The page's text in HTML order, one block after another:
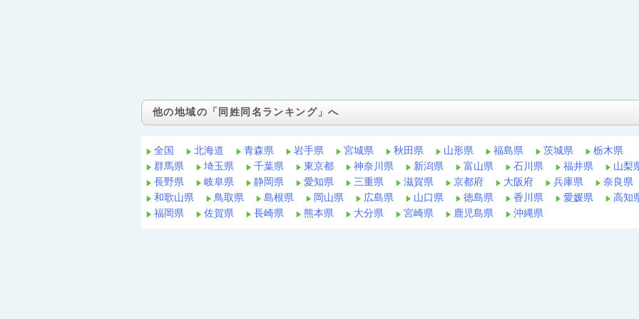
他の地域の「同姓同名ランキング」へ
全国 北海道 青森県 岩手県 宮城県 秋田県 山形県 福島県 茨城県
栃木県
群馬県
埼玉県 千葉県 東京都 神奈川県 新潟県 富山県 石川県 福井県
山梨
長野県
岐阜県 静岡県 愛知県 三重県 滋賀県 京都府 大阪府 兵庫県
奈良県
和歌山県
鳥取県 島根県 岡山県 広島県 山口県 徳島県 香川県 愛媛県
高知
福岡県
佐賀県 長崎県 熊本県 大分県 宮崎県 鹿児島県 沖縄県